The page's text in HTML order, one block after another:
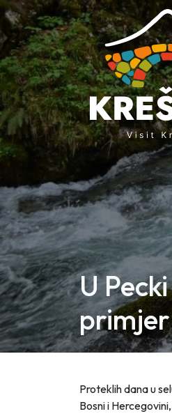
Skip to content
Skip to footer
U
Proteklih dana u
Bosni i